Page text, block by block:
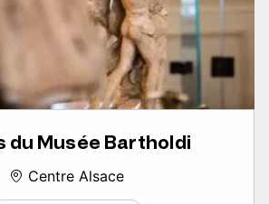
du Musée Bartholdi
Centre Alsace